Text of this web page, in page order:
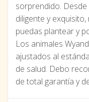
sorprendido.
diligente y
puedas plantear y
Los animales
ajustados al
de salud. Debo
de total garantía y